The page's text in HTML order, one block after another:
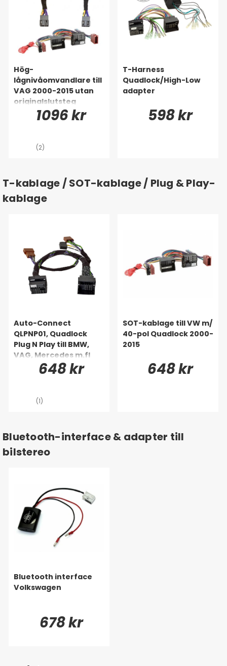
Hög-
lågnivåomvandlare till
VAG 2000-2015 utan
originalslutsteg
1096 kr
(2)
T-Harness
Quadlock/High-Low
adapter
598 kr
T-kablage / SOT-kablage / Plug & Play-
kablage
Auto-Connect
QLPNP01, Quadlock
Plug N Play till BMW,
VAG, Mercedes m.fl
648 kr
(1)
SOT-kablage till VW m/
40-pol Quadlock 2000-
2015
648 kr
Bluetooth-interface & adapter till
bilstereo
Bluetooth interface
Volkswagen
678 kr